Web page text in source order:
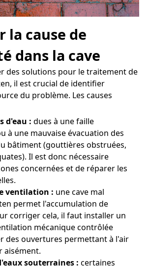
cause de
dans la cave
des solutions pour le traitement de
il est crucial de identifier
du problème. Les causes
d'eau : dues à une faille
à une mauvaise évacuation des
bâtiment (gouttières obstruées,
Il est donc nécessaire
concernées et de réparer les
ventilation : une cave mal
permet l'accumulation de
corriger cela, il faut installer un
mécanique contrôlée
des ouvertures permettant à l'air
aisément.
souterraines : certaines